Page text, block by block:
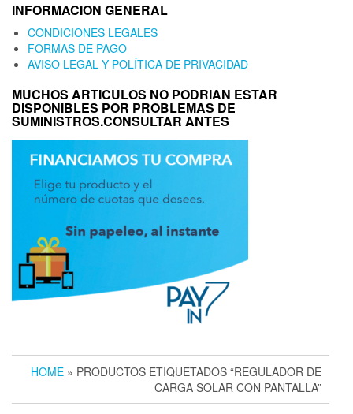
INFORMACION GENERAL
CONDICIONES LEGALES
FORMAS DE PAGO
AVISO LEGAL Y POLÍTICA DE PRIVACIDAD
MUCHOS ARTICULOS NO PODRIAN ESTAR
DISPONIBLES POR PROBLEMAS DE
SUMINISTROS.CONSULTAR ANTES
HOME » PRODUCTOS ETIQUETADOS “REGULADOR DE
CARGA SOLAR CON PANTALLA”